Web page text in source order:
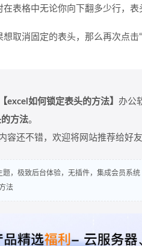
格中无论你向下翻多少行，表
消固定的表头，那么再次点击“
【excel如何锁定表头的方法】 办公
方法。
容还不错，欢迎将网站推荐给好友
，极致后台体验，无插件，集成会员系统
法